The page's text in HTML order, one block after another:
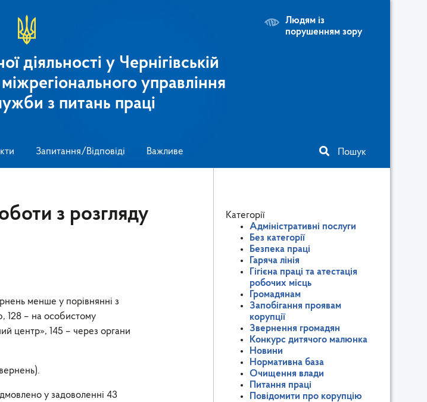
Людям із
порушенням зору
діяльності у Чернігівській
управління
з питань праці
Запитання/Відповіді Важливе Пошук
з розгляду
менше у порівнянні з
128 – на особистому
центр», 145 – через органи
у задоволенні 43
Категорії
Адміністративні послуги
Без категорії
Безпека праці
Гаряча лінія
Гігієна праці та атестація
робочих місць
Громадянам
Запобігання проявам
корупції
Звернення громадян
Конкурс дитячого малюнка
Новини
Нормативна база
Очищення влади
Питання праці
Повідомити про корупцію